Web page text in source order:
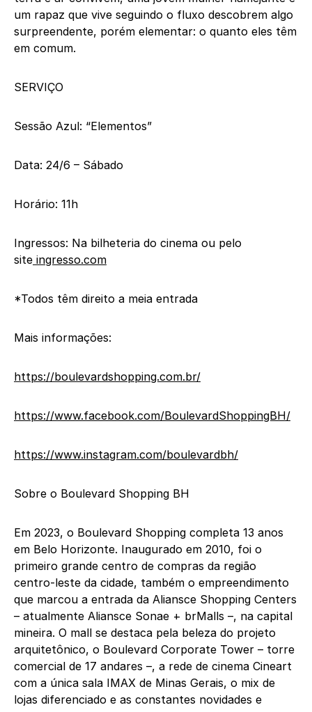
um rapaz que vive seguindo o fluxo descobrem algo
surpreendente, porém elementar: o quanto eles têm
em comum.
SERVIÇO
Sessão Azul: “Elementos”
Data: 24/6 – Sábado
Horário: 11h
Ingressos: Na bilheteria do cinema ou pelo
site ingresso.com
*Todos têm direito a meia entrada
Mais informações:
https://boulevardshopping.com.br/
https://www.facebook.com/BoulevardShoppingBH/
https://www.instagram.com/boulevardbh/
Sobre o Boulevard Shopping BH
Em 2023, o Boulevard Shopping completa 13 anos
em Belo Horizonte. Inaugurado em 2010, foi o
primeiro grande centro de compras da região
centro-leste da cidade, também o empreendimento
que marcou a entrada da Aliansce Shopping Centers
– atualmente Aliansce Sonae + brMalls –, na capital
mineira. O mall se destaca pela beleza do projeto
arquitetônico, o Boulevard Corporate Tower – torre
comercial de 17 andares –, a rede de cinema Cineart
com a única sala IMAX de Minas Gerais, o mix de
lojas diferenciado e as constantes novidades e